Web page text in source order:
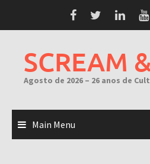
SCREAM
Agosto de 2026 – 26 anos de
Main Menu